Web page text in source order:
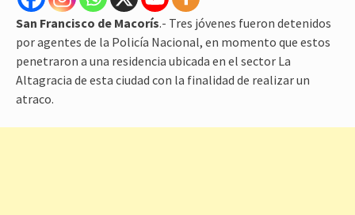
San Francisco de Macorís.- Tres jóvenes fueron detenidos
por agentes de la Policía Nacional, en momento que estos
penetraron a una residencia ubicada en el sector La
Altagracia de esta ciudad con la finalidad de realizar un
atraco.